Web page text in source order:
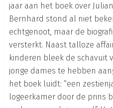
jaar aan het boek over
Bernhard stond al niet
echtgenoot, maar de
versterkt. Naast talloze
kinderen bleek de schavuit
jonge dames te hebben
het boek luidt: “een
logeerkamer door de prins